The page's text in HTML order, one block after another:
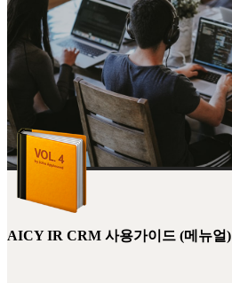
AICY IR CRM 사용가이드 (메뉴얼)